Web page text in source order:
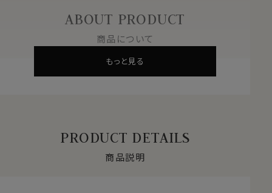
ABOUT PRODUCT
商品について
もっと見る
PRODUCT DETAILS
商品説明